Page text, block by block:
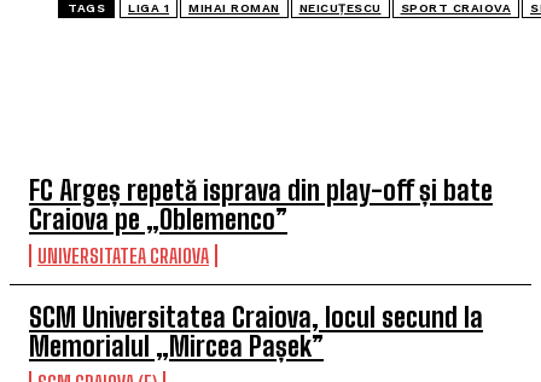
FC Argeș repetă isprava din play-off și bate
Craiova pe „Oblemenco”
UNIVERSITATEA CRAIOVA
SCM Universitatea Craiova, locul secund la
Memorialul „Mircea Pașek”
TAGS LIGA 1 MIHAI ROMAN NEICUȚESCU SPORT CRAIOVA